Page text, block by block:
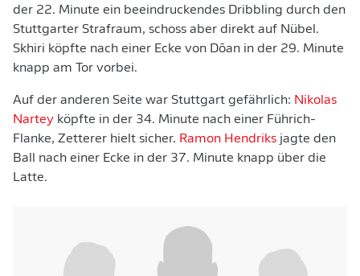
der 22. Minute ein beeindruckendes Dribbling durch den
Stuttgarter Strafraum, schoss aber direkt auf Nübel.
Skhiri köpfte nach einer Ecke von Dōan in der 29. Minute
knapp am Tor vorbei.
Auf der anderen Seite war Stuttgart gefährlich: Nikolas
Nartey köpfte in der 34. Minute nach einer Führich-
Flanke, Zetterer hielt sicher. Ramon Hendriks jagte den
Ball nach einer Ecke in der 37. Minute knapp über die
Latte.